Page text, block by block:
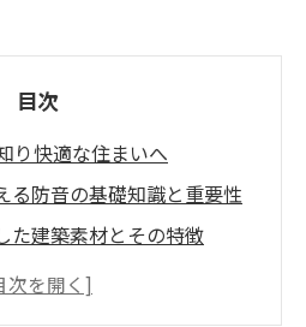
目次
り快適な住まいへ
る防音の基礎知識と重要性
た建築素材とその特徴
守る建築防音のメリット